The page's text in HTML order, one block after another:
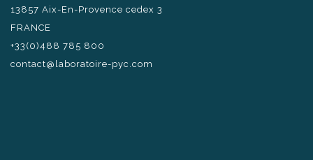
13857 Aix-En-Provence cedex 3
FRANCE
+33(0)488 785 800
contact@laboratoire-pyc.com